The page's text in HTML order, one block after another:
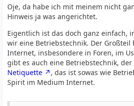
Oje, da habe ich mit meinem nicht
Hinweis ja was angerichtet.
Eigentlich ist das doch ganz einfach,
wir eine Betriebstechnik. Der Großteil
Internet, insbesondere in Foren, im
gibt es auch eine Betriebstechnik,
Netiquette
, das ist sowas wie
Spirit im Medium Internet.